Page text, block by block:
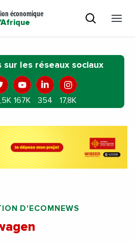
économique
sur les réseaux sociaux
167K 354 17,8K
D'ECOMNEWS